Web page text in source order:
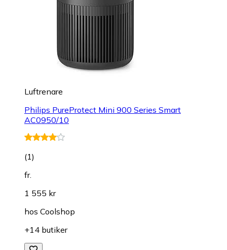
Luftrenare
Philips PureProtect Mini 900 Series Smart
AC0950/10
(1)
fr.
1 555 kr
hos Coolshop
+14 butiker